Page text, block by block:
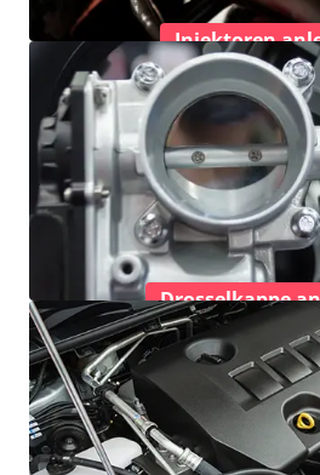
Injektoren
Drosselkappe